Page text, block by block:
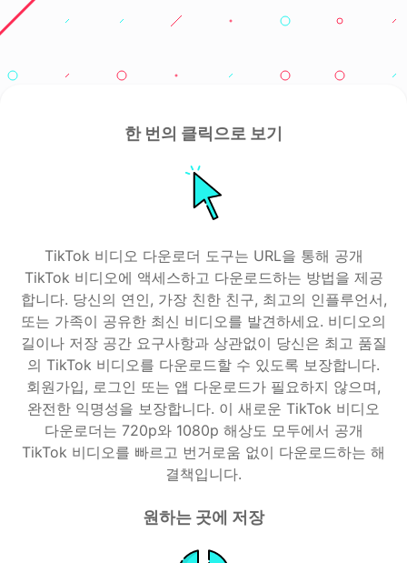
한 번의 클릭으로 보기
TikTok 비디오 다운로더 도구는 URL을 통해 공개
TikTok 비디오에 액세스하고 다운로드하는 방법을 제공
합니다. 당신의 연인, 가장 친한 친구, 최고의 인플루언서,
또는 가족이 공유한 최신 비디오를 발견하세요. 비디오의
길이나 저장 공간 요구사항과 상관없이 당신은 최고 품질
의 TikTok 비디오를 다운로드할 수 있도록 보장합니다.
회원가입, 로그인 또는 앱 다운로드가 필요하지 않으며,
완전한 익명성을 보장합니다. 이 새로운 TikTok 비디오
다운로더는 720p와 1080p 해상도 모두에서 공개
TikTok 비디오를 빠르고 번거로움 없이 다운로드하는 해
결책입니다.
원하는 곳에 저장